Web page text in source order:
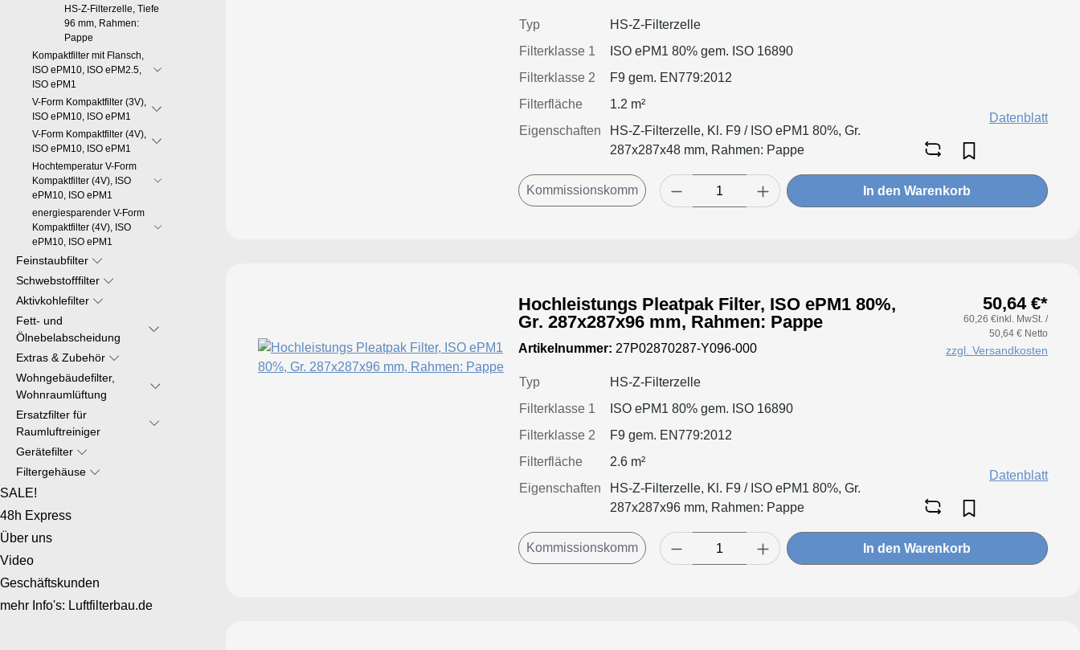
HS-Z-Filterzelle, Tiefe
96 mm, Rahmen:
Pappe
Kompaktfilter mit Flansch,
ISO ePM10, ISO ePM2.5,
ISO ePM1
V-Form Kompaktfilter (3V),
ISO ePM10, ISO ePM1
V-Form Kompaktfilter (4V),
ISO ePM10, ISO ePM1
Hochtemperatur V-Form
Kompaktfilter (4V), ISO
ePM10, ISO ePM1
energiesparender V-Form
Kompaktfilter (4V), ISO
ePM10, ISO ePM1
Feinstaubfilter
Schwebstofffilter
Aktivkohlefilter
Fett- und
Ölnebelabscheidung
Extras & Zubehör
Wohngebäudefilter,
Wohnraumlüftung
Ersatzfilter für
Raumluftreiniger
Gerätefilter
Filtergehäuse
SALE!
48h Express
Über uns
Video
Geschäftskunden
mehr Info's: Luftfilterbau.de
Typ
HS-Z-Filterzelle
Filterklasse 1
ISO ePM1 80% gem. ISO 16890
Filterklasse 2
F9 gem. EN779:2012
Filterfläche
1.2 m²
Eigenschaften
HS-Z-Filterzelle, Kl. F9 / ISO ePM1 80%, Gr.
287x287x48 mm, Rahmen: Pappe
Datenblatt
In den Warenkorb
Hochleistungs Pleatpak Filter, ISO ePM1 80%,
Gr. 287x287x96 mm, Rahmen: Pappe
Artikelnummer: 27P02870287-Y096-000
Typ
HS-Z-Filterzelle
Filterklasse 1
ISO ePM1 80% gem. ISO 16890
Filterklasse 2
F9 gem. EN779:2012
Filterfläche
2.6 m²
Eigenschaften
HS-Z-Filterzelle, Kl. F9 / ISO ePM1 80%, Gr.
287x287x96 mm, Rahmen: Pappe
50,64 €*
60,26 €inkl. MwSt. /
50,64 € Netto
zzgl. Versandkosten
Datenblatt
In den Warenkorb